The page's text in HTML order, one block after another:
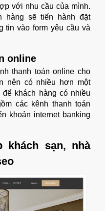
với nhu cầu của mình.
hàng sẽ tiến hành đặt
tin vào form yêu cầu và
online
thanh toán online cho
nên có nhiều hơn một
khách hàng có nhiều
các kênh thanh toán
khoản internet banking
khách sạn, nhà